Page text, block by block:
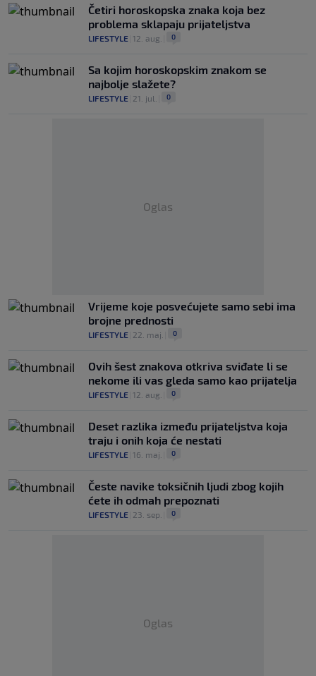
Četiri horoskopska znaka koja bez
problema sklapaju prijateljstva
LIFESTYLE 12. aug. 0
Sa kojim horoskopskim znakom se
najbolje slažete?
LIFESTYLE 21. jul. 0
Oglas
Vrijeme koje posvećujete samo sebi ima
brojne prednosti
LIFESTYLE 22. maj. 0
Ovih šest znakova otkriva sviđate li se
nekome ili vas gleda samo kao prijatelja
LIFESTYLE 12. aug. 0
Deset razlika između prijateljstva koja
traju i onih koja će nestati
LIFESTYLE 16. maj. 0
Česte navike toksičnih ljudi zbog kojih
ćete ih odmah prepoznati
LIFESTYLE 23. sep. 0
Oglas